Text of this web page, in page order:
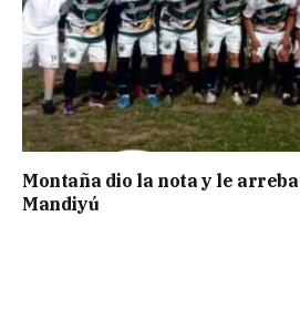
Montaña dio la nota y le
Mandiyú